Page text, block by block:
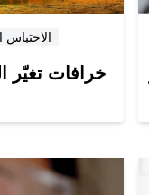
خرافات تغيّر